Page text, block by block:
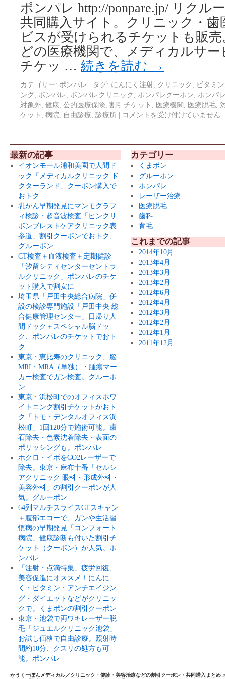
ポンパレ http://ponpare.jp/ リクル
共同購入サイト。クリニック・
ビスが受けられるチケットも販
どの医療機関で、メディカルサ
チケッ … 続きを読む →
カテゴリー: ポンパレ | タグ: にんにく注射 クリニック
ビタミ
ング ポンパレ ポンパレクリニック ポンパレクーポン
ポンパ
対象外 健康 公的医療保険 割引チケット 医療機関 医療脱毛
ケット
病院 自由診療 診療所 | コメントを受け付けていません
最新の記事
イオンモール浦和美園で人間ド
ック「メディカルクリニック ド
クターランド」クーポン購入で
おトク
乳がん早期発見にマンモグラフ
ィ検診・超音波検査「ピンクリ
ボンブレストケアクリニック表
参道」割引クーポンでおトク、
グルーポン
CT検査＋血液検査＋定期健診
「汐留シティセンターセントラ
ルクリニック」ポンパレのチケ
ット購入で割安に
埼玉県「戸田中央総合病院」併
設の検診専門施設「戸田中央 総
合健康管理センター」日帰り人
間ドック＋スペシャル脳ドッ
ク、ポンパレのチケットでおト
ク
東京・恵比寿のクリニック、脳
MRI・MRA（単独）・腫瘍マー
カー検査でガン検査。グルーポ
ン
東京・浜松町でのオフィスホワ
イトニング割引チケットがおト
ク「トモ・デンタルオフィス浜
松町」1回120分で施術可能。歯
石除去・色素沈着除去・表面の
ポリッシングも。ポンパレ
ホクロ・イボをCO2レーザーで
除去。東京・麻布十番「セルシ
アクリニック 眼科・形成外科・
美容外科」の割引クーポンが人
気。グルーポン
64列マルチスライスCTスキャン
＋腹部エコーで、ガンや生活習
慣病の早期発見「コンフォート
病院」健康診断も付いた割引チ
ケット（クーポン）が人気。ポ
ンパレ
「注射・点滴特集」疲労回復、
美容促進にオススメ！にんに
く・ビタミン・アンチエイジン
グ・ダイエットなどがクリニッ
クで。くまポンの割引クーポン
東京・池袋で両ワキレーザー脱
毛「ジュエルクリニック池袋」
お試し価格で自由診療。照射時
間約10分、クスリの処方も可
能。ポンパレ
カテゴリー
くまポン
グルーポン
ポンパレ
レーザー治療
医療脱毛
歯科
育毛
これまでの記事
2014年10月
2013年4月
2013年3月
2013年2月
2012年6月
2012年4月
2012年3月
2012年2月
2012年1月
2011年12月
かうくーぽんメディカル／クリニック・健診・美容治療などの割引クーポン・共同購入まとめ